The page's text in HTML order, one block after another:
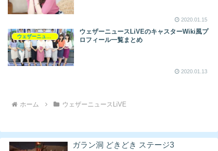
2020.01.15
ウェザーニュースLiVEのキャスターWiki風プ
ロフィール一覧まとめ
2020.01.13
ホーム ウェザーニュースLiVE
ガラン洞 どきどき ステージ3